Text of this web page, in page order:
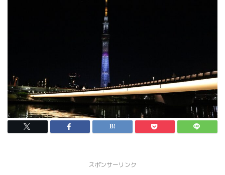
スポンサーリンク